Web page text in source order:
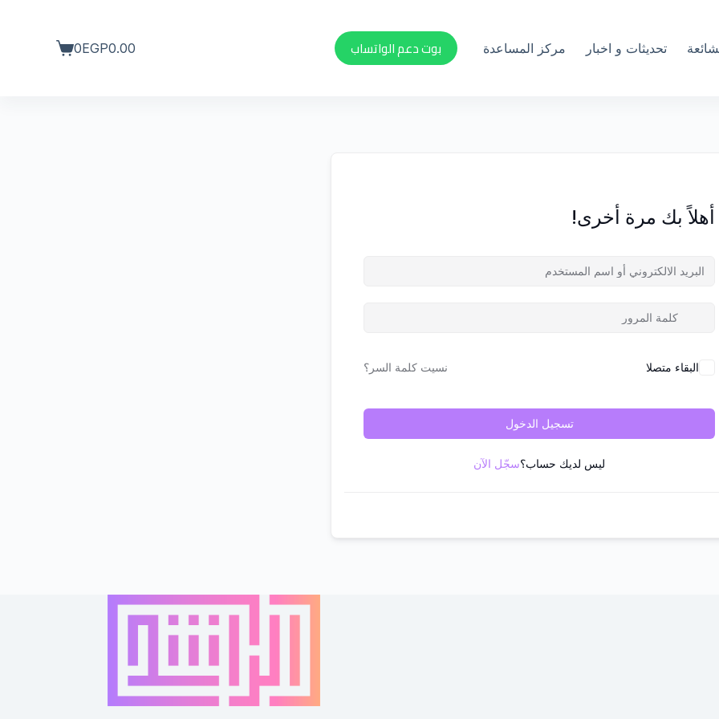
تحديثات و اخبار مركز المساعدة بوت دعم الواتساب
عربة
EGP0.00
0
أهلاً بك مرة أخرى!
البقاء متصلا نسيت كلمة السر؟
تسجيل الدخول
ليس لديك حساب؟سجّل الآن